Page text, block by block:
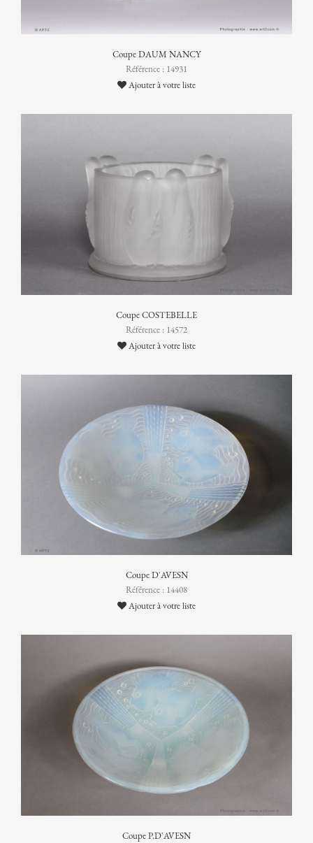
Coupe DAUM NANCY
Référence : 14931
Ajouter à votre liste
Coupe COSTEBELLE
Référence : 14572
Ajouter à votre liste
Coupe D'AVESN
Référence : 14408
Ajouter à votre liste
Coupe P.D'AVESN